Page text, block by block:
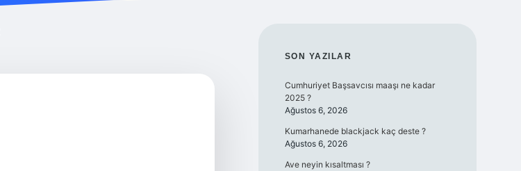
SIDEBAR
SON YAZILAR
Cumhuriyet Başsavcısı maaşı ne kadar
2025 ?
Ağustos 6, 2026
Kumarhanede blackjack kaç deste ?
Ağustos 6, 2026
Ave neyin kısaltması ?